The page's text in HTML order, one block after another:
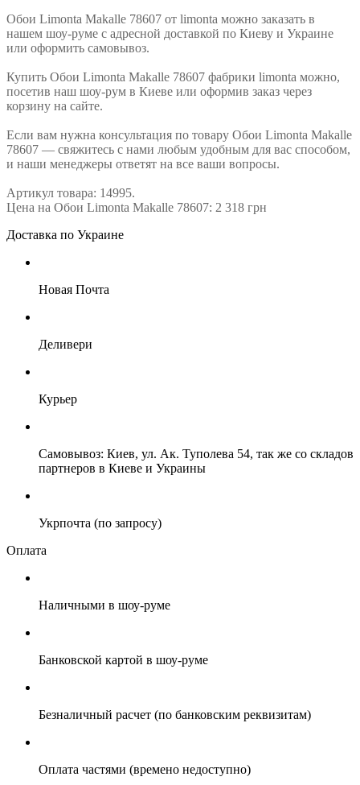
Обои Limonta Makalle 78607 от limonta можно заказать в
нашем шоу-руме с адресной доставкой по Киеву и Украине
или оформить самовывоз.
Купить Обои Limonta Makalle 78607 фабрики limonta можно,
посетив наш шоу-рум в Киеве или оформив заказ через
корзину на сайте.
Если вам нужна консультация по товару Обои Limonta Makalle
78607 — свяжитесь с нами любым удобным для вас способом,
и наши менеджеры ответят на все ваши вопросы.
Артикул товара: 14995.
Цена на Обои Limonta Makalle 78607: 2 318 грн
Доставка по Украине
Новая Почта
Деливери
Курьер
Самовывоз: Киев, ул. Ак. Туполева 54, так же со складов
партнеров в Киеве и Украины
Укрпочта (по запросу)
Оплата
Наличными в шоу-руме
Банковской картой в шоу-руме
Безналичный расчет (по банковским реквизитам)
Оплата частями (времено недоступно)